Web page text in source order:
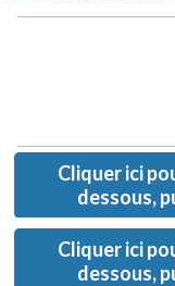
Cliquer ici
dessous,
Cliquer ici
dessous,